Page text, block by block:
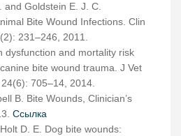
and Goldstein E. J. C.
Bite Wound Infections. Clin
231–246, 2011.
dysfunction and mortality risk
bite wound trauma. J Vet
705–14, 2014.
B. Bite Wounds, Clinician’s
Ссылка
D. E. Dog bite wounds: